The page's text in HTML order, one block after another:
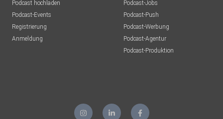
Podcast hochladen
Podcast-Events
Registrierung
Anmeldung
Podcast-Jobs
Podcast-Push
Podcast-Werbung
Podcast-Agentur
Podcast-Produktion